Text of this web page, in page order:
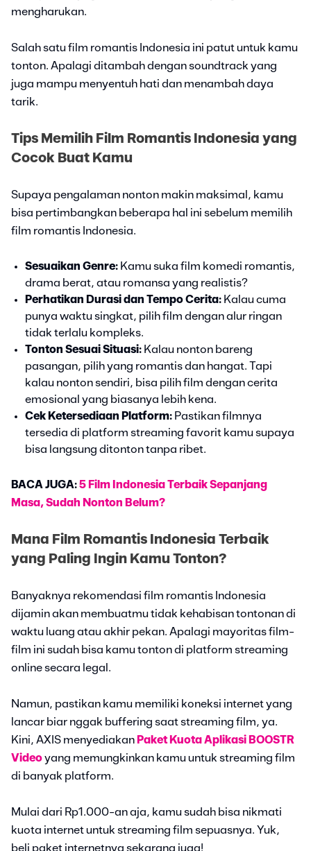
mengharukan.
Salah satu film romantis Indonesia ini patut untuk kamu
tonton. Apalagi ditambah dengan soundtrack yang
juga mampu menyentuh hati dan menambah daya
tarik.
Tips Memilih Film Romantis Indonesia yang
Cocok Buat Kamu
Supaya pengalaman nonton makin maksimal, kamu
bisa pertimbangkan beberapa hal ini sebelum memilih
film romantis Indonesia.
Sesuaikan Genre: Kamu suka film komedi romantis,
drama berat, atau romansa yang realistis?
Perhatikan Durasi dan Tempo Cerita: Kalau cuma
punya waktu singkat, pilih film dengan alur ringan
tidak terlalu kompleks.
Tonton Sesuai Situasi: Kalau nonton bareng
pasangan, pilih yang romantis dan hangat. Tapi
kalau nonton sendiri, bisa pilih film dengan cerita
emosional yang biasanya lebih kena.
Cek Ketersediaan Platform: Pastikan filmnya
tersedia di platform streaming favorit kamu supaya
bisa langsung ditonton tanpa ribet.
BACA JUGA:5 Film Indonesia Terbaik Sepanjang
Masa, Sudah Nonton Belum?
Mana Film Romantis Indonesia Terbaik
yang Paling Ingin Kamu Tonton?
Banyaknya rekomendasi film romantis Indonesia
dijamin akan membuatmu tidak kehabisan tontonan di
waktu luang atau akhir pekan. Apalagi mayoritas film-
film ini sudah bisa kamu tonton di platform streaming
online secara legal.
Namun, pastikan kamu memiliki koneksi internet yang
lancar biar nggak buffering saat streaming film, ya.
Kini, AXIS menyediakan Paket Kuota Aplikasi BOOSTR
Videoyang memungkinkan kamu untuk streaming film
di banyak platform.
Mulai dari Rp1.000-an aja, kamu sudah bisa nikmati
kuota internet untuk streaming film sepuasnya. Yuk,
beli paket internetnya sekarang juga!